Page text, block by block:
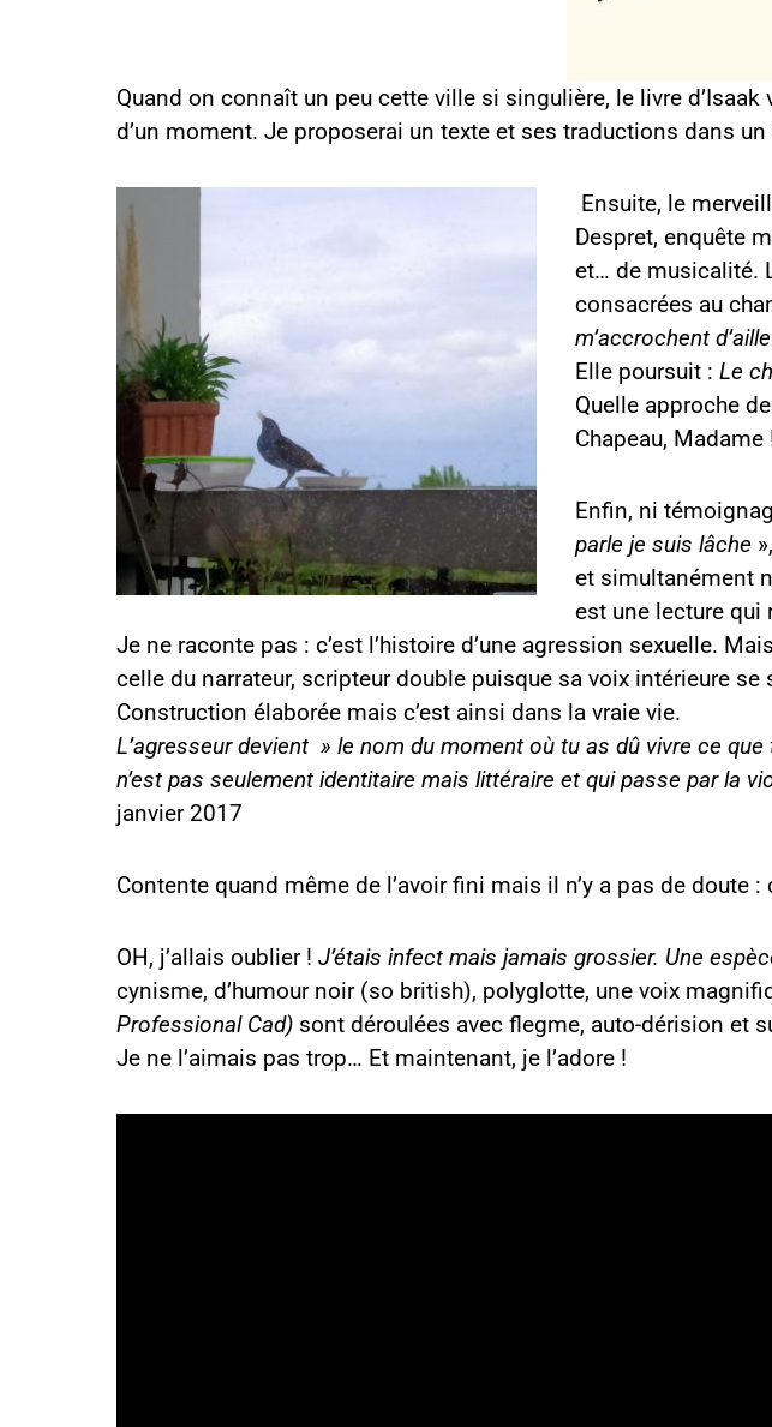
Quand on connaît un peu cette ville si singulière, le livre
d’un moment. Je proposerai un texte et ses traductions dans
Ensuite, le
Despret, enquête
et… de musicalité.
consacrées au
m’accrochent
Elle poursuit : Le
Quelle approche
Chapeau, Madame
Enfin, ni
parle je suis lâche
et simultanément
est une lecture qui
Je ne raconte pas : c’est l’histoire d’une agression sexuelle.
celle du narrateur, scripteur double puisque sa voix intérieure
Construction élaborée mais c’est ainsi dans la vraie vie.
L’agresseur devient » le nom du moment où tu as dû vivre ce
n’est pas seulement identitaire mais littéraire et qui passe par la
janvier 2017
Contente quand même de l’avoir fini mais il n’y a pas de doute
OH, j’allais oublier ! J’étais infect mais jamais grossier. Une
cynisme, d’humour noir (so british), polyglotte, une voix
Professional Cad) sont déroulées avec flegme, auto-dérision et
Je ne l’aimais pas trop… Et maintenant, je l’adore !